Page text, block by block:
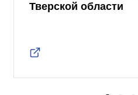
Тверской области